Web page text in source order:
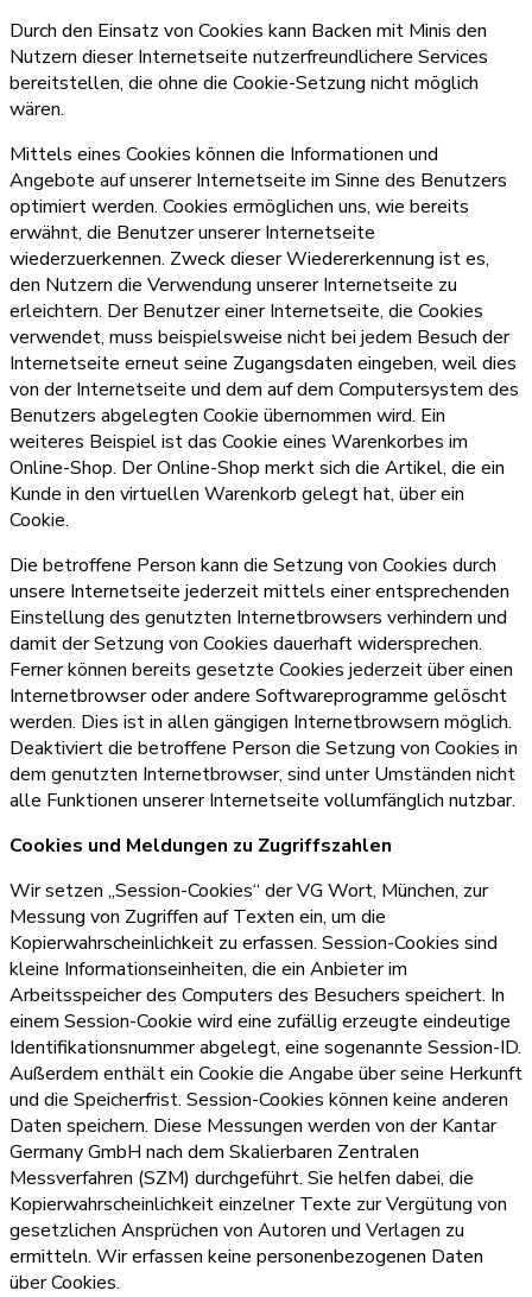
Durch den Einsatz von Cookies kann Backen mit Minis den
Nutzern dieser Internetseite nutzerfreundlichere Services
bereitstellen, die ohne die Cookie-Setzung nicht möglich
wären.
Mittels eines Cookies können die Informationen und
Angebote auf unserer Internetseite im Sinne des Benutzers
optimiert werden. Cookies ermöglichen uns, wie bereits
erwähnt, die Benutzer unserer Internetseite
wiederzuerkennen. Zweck dieser Wiedererkennung ist es,
den Nutzern die Verwendung unserer Internetseite zu
erleichtern. Der Benutzer einer Internetseite, die Cookies
verwendet, muss beispielsweise nicht bei jedem Besuch der
Internetseite erneut seine Zugangsdaten eingeben, weil dies
von der Internetseite und dem auf dem Computersystem des
Benutzers abgelegten Cookie übernommen wird. Ein
weiteres Beispiel ist das Cookie eines Warenkorbes im
Online-Shop. Der Online-Shop merkt sich die Artikel, die ein
Kunde in den virtuellen Warenkorb gelegt hat, über ein
Cookie.
Die betroffene Person kann die Setzung von Cookies durch
unsere Internetseite jederzeit mittels einer entsprechenden
Einstellung des genutzten Internetbrowsers verhindern und
damit der Setzung von Cookies dauerhaft widersprechen.
Ferner können bereits gesetzte Cookies jederzeit über einen
Internetbrowser oder andere Softwareprogramme gelöscht
werden. Dies ist in allen gängigen Internetbrowsern möglich.
Deaktiviert die betroffene Person die Setzung von Cookies in
dem genutzten Internetbrowser, sind unter Umständen nicht
alle Funktionen unserer Internetseite vollumfänglich nutzbar.
Cookies und Meldungen zu Zugriffszahlen
Wir setzen „Session-Cookies“ der VG Wort, München, zur
Messung von Zugriffen auf Texten ein, um die
Kopierwahrscheinlichkeit zu erfassen. Session-Cookies sind
kleine Informationseinheiten, die ein Anbieter im
Arbeitsspeicher des Computers des Besuchers speichert. In
einem Session-Cookie wird eine zufällig erzeugte eindeutige
Identifikationsnummer abgelegt, eine sogenannte Session-ID.
Außerdem enthält ein Cookie die Angabe über seine Herkunft
und die Speicherfrist. Session-Cookies können keine anderen
Daten speichern. Diese Messungen werden von der Kantar
Germany GmbH nach dem Skalierbaren Zentralen
Messverfahren (SZM) durchgeführt. Sie helfen dabei, die
Kopierwahrscheinlichkeit einzelner Texte zur Vergütung von
gesetzlichen Ansprüchen von Autoren und Verlagen zu
ermitteln. Wir erfassen keine personenbezogenen Daten
über Cookies.